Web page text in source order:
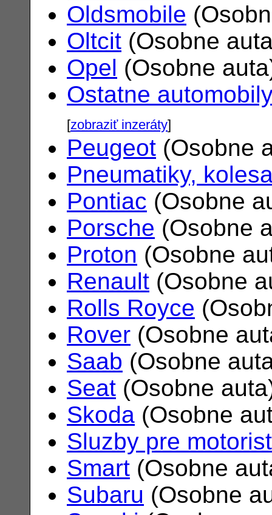
Oldsmobile
Oltcit (Osobne
Opel (Osobne
Ostatne
[zobraziť inzeráty]
Peugeot (Osobne
Pneumatiky,
Pontiac (Osobne
Porsche (Osobne
Proton (Osobne
Renault (Osobne
Rolls Royce
Rover (Osobne
Saab (Osobne
Seat (Osobne
Skoda (Osobne
Sluzby pre
Smart (Osobne
Subaru (Osobne